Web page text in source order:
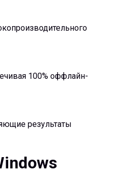
100% оффлайн-
результаты